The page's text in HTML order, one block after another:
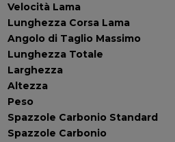
Velocità Lama
Lunghezza Corsa Lama
Angolo di Taglio Massimo
Lunghezza Totale
Larghezza
Altezza
Peso
Spazzole Carbonio Standard
Spazzole Carbonio